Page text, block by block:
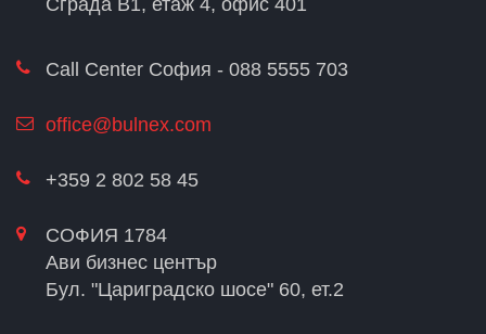
Call Center София - 088 5555 703
office@bulnex.com
+359 2 802 58 45
СОФИЯ 1784
Ави бизнес център
Бул. "Цариградско шосе" 60, ет.2